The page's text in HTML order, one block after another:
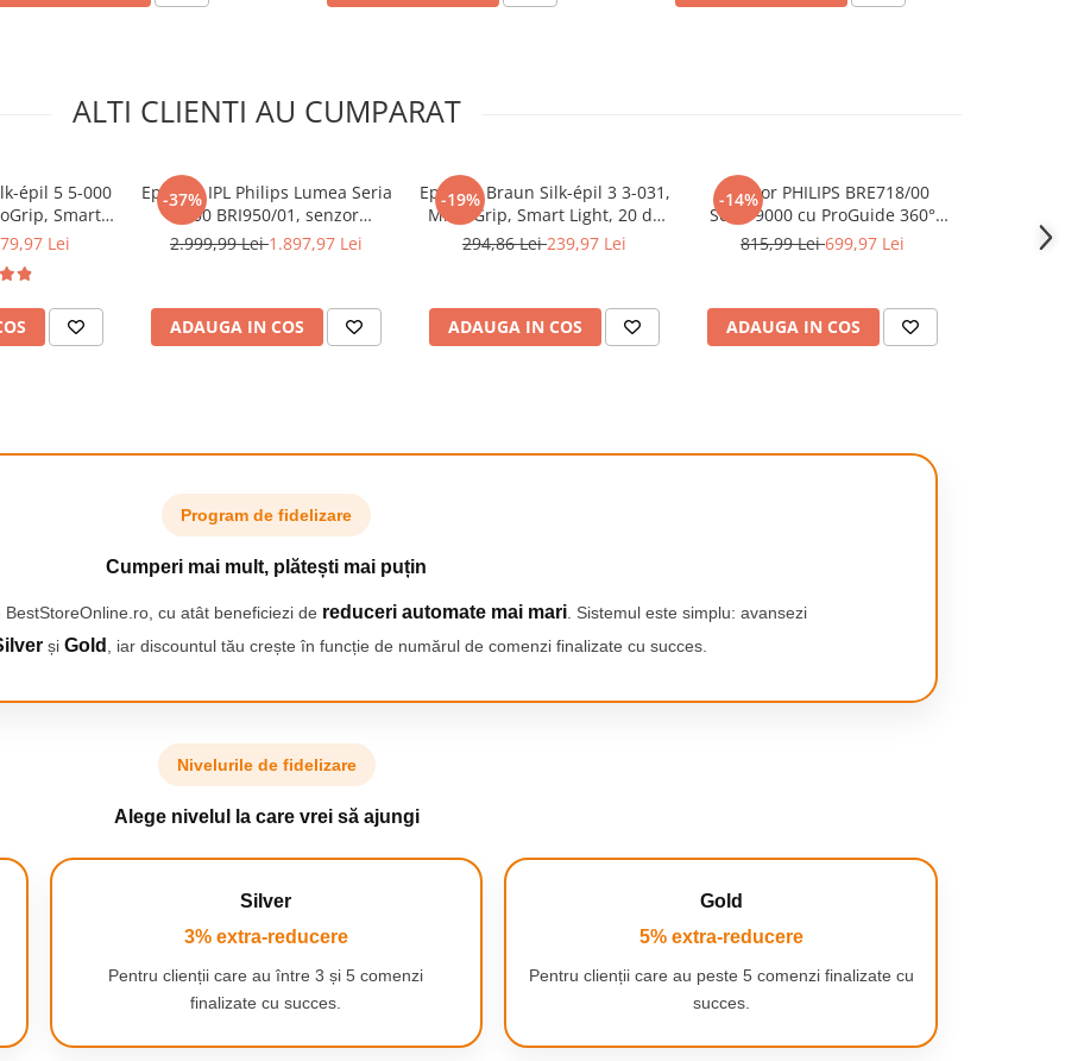
de epilat 3 în 1, puteți
este echipat cu
cap!
ALTI CLIENTI AU CUMPARAT
épil 5 5-000
Smart
2 viteze,
Lei
-37%
Epilator IPL Philips Lumea Seria
9900 BRI950/01, senzor
SmartSkin, conectare la
impusuri, accesorii: fata, corp,
Rose Gold/Alb
2.999,99 Lei1.897,97 Lei
ADAUGA IN COS
-19%
Epilator Braun Silk-épil 3 3-031,
MicroGrip, Smart Light, 20 de
pensete, Cap de ras + Pieptene,
294,86 Lei239,97 Lei
ADAUGA IN COS
-14%
Epilator PHILIPS BRE718/00
Seria 9000 cu ProGuide 360°
pentru epilare precisa, pensete
accesorii, lumina LED,
autonomie 60 min
815,99 Lei699,97 Lei
ADAUGA IN COS
Smart
Program de fidelizare
Cumperi mai mult, plătești mai puțin
cu atât beneficiezi de reduceri automate mai mari . Sistemul este simplu: avansezi
și Gold , iar discountul tău crește în funcție de numărul de comenzi finalizate cu succes.
Nivelurile de fidelizare
Alege nivelul la care vrei să ajungi
Silver
3% extra-reducere
Pentru clienții care au între 3 și 5 comenzi
finalizate cu succes.
Gold
5% extra-reducere
Pentru clienții care au peste 5 comenzi finalizate cu
succes.